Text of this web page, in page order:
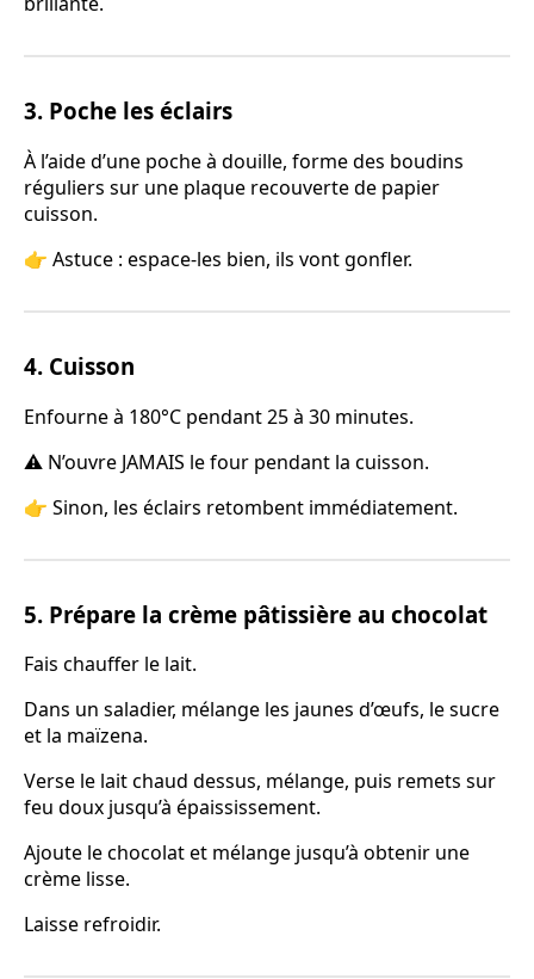
3. Poche les éclairs
À l’aide d’une poche à douille, forme des boudins
réguliers sur une plaque recouverte de papier
cuisson.
👉 Astuce : espace-les bien, ils vont gonfler.
4. Cuisson
Enfourne à 180°C pendant 25 à 30 minutes.
⚠️ N’ouvre JAMAIS le four pendant la cuisson.
👉 Sinon, les éclairs retombent immédiatement.
5. Prépare la crème pâtissière au chocolat
Fais chauffer le lait.
Dans un saladier, mélange les jaunes d’œufs, le sucre
et la maïzena.
Verse le lait chaud dessus, mélange, puis remets sur
feu doux jusqu’à épaississement.
Ajoute le chocolat et mélange jusqu’à obtenir une
crème lisse.
Laisse refroidir.